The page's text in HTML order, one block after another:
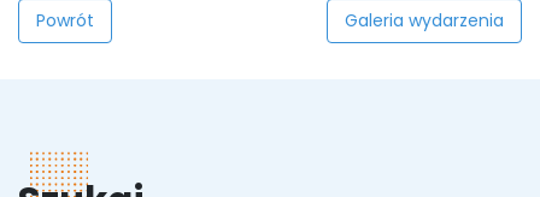
Powrót Galeria wydarzenia